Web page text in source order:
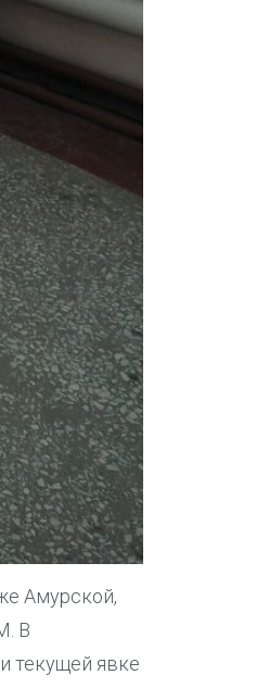
Амурской,
В
текущей явке